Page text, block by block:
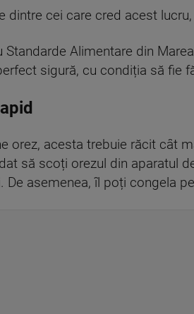
dintre cei care cred acest
Standarde Alimentare din
sigură, cu condiția să fie
orez, acesta trebuie răcit cât
să scoți orezul din aparatul
De asemenea, îl poți congela